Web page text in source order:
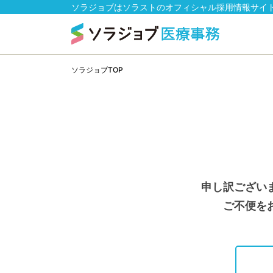
ソラジョブはソラストのオフィシャル採用情報サイ
ソラジョブTOP
申し訳ござい
ご不便を